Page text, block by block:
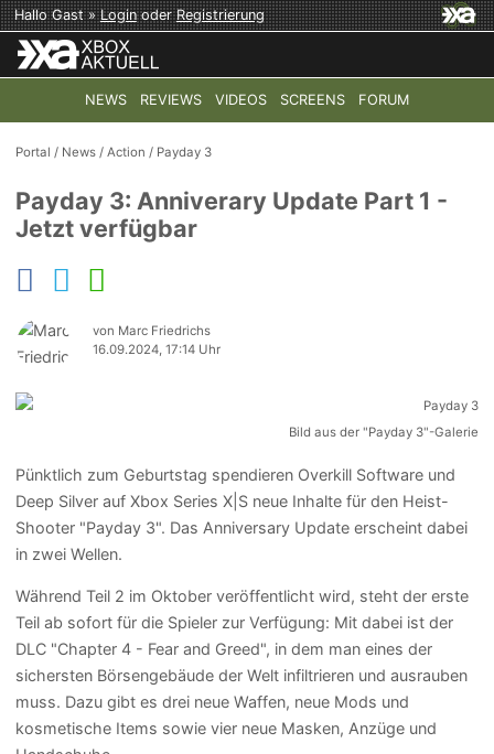
Hallo Gast »LoginoderRegistrierung
NEWS REVIEWS VIDEOS SCREENS FORUM
TOP-THEMEN: COD: MODERN WARFARE 4 HALO:
Portal / News /Action / Payday 3
Payday 3: Anniverary Update Part 1 -
Jetzt verfügbar
von Marc Friedrichs
16.09.2024, 17:14 Uhr
Bild aus der "Payday 3"-Galerie
Pünktlich zum Geburtstag spendieren Overkill Software und
Deep Silver auf Xbox Series X|S neue Inhalte für den Heist-
Shooter "Payday 3". Das Anniversary Update erscheint dabei
in zwei Wellen.
Während Teil 2 im Oktober veröffentlicht wird, steht der erste
Teil ab sofort für die Spieler zur Verfügung: Mit dabei ist der
DLC "Chapter 4 - Fear and Greed", in dem man eines der
sichersten Börsengebäude der Welt infiltrieren und ausrauben
muss. Dazu gibt es drei neue Waffen, neue Mods und
kosmetische Items sowie vier neue Masken, Anzüge und